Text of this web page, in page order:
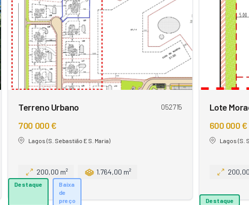
Terreno Urbano 052715
700 000 €
Lagos (S. Sebastião E S. Maria)
200,00 m² 1.764,00 m²
Lote
600 000 €
Lagos (S.
Destaque
Baixa
de
preço
Destaque